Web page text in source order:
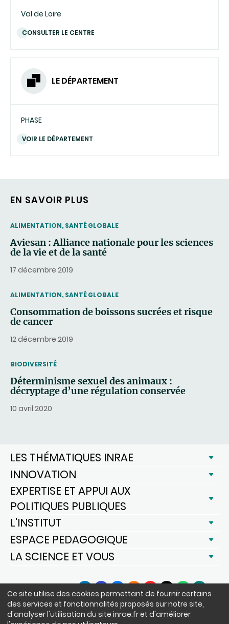
Ce site utilise des cookies permettant de fournir certains
des services et fonctionnalités proposés sur notre site,
d'analyser l'utilisation du site inrae.fr et d'améliorer
Val de Loire
CONSULTER LE CENTRE
LE DÉPARTEMENT
PHASE
VOIR LE DÉPARTEMENT
EN SAVOIR PLUS
THEMATIC
ALIMENTATION, SANTÉ GLOBALE
Aviesan : Alliance nationale pour les sciences
de la vie et de la santé
17 décembre 2019
THEMATIC
ALIMENTATION, SANTÉ GLOBALE
Consommation de boissons sucrées et risque
de cancer
12 décembre 2019
THEMATIC
BIODIVERSITÉ
Déterminisme sexuel des animaux :
décryptage d’une régulation conservée
10 avril 2020
LES THÉMATIQUES INRAE
INNOVATION
EXPERTISE ET APPUI AUX
POLITIQUES PUBLIQUES
L'INSTITUT
ESPACE PEDAGOGIQUE
LA SCIENCE ET VOUS
SUIVEZ-NOUS
LinkedInFacebook
BlueSkyInstagram
YouTube
X WhatsAppPodcasts